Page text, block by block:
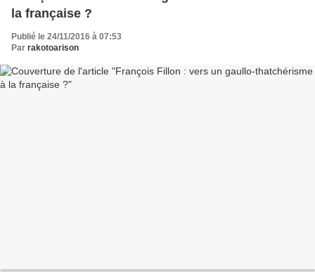
la française ?
Publié le 24/11/2016 à 07:53
Par rakotoarison